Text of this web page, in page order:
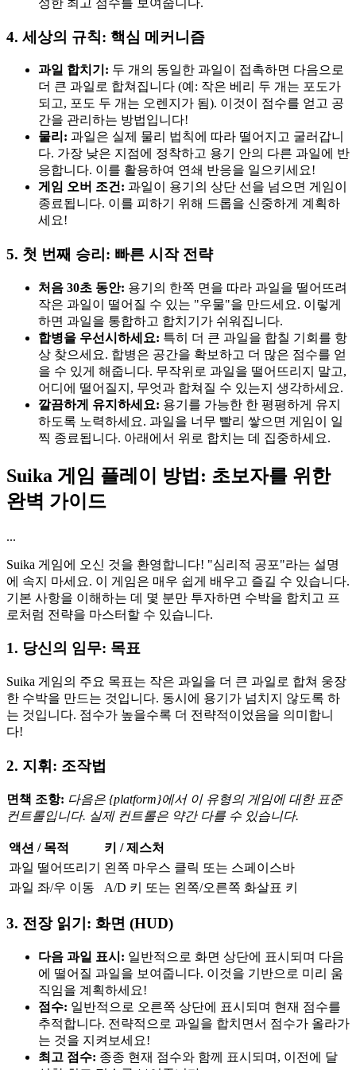
성한 최고 점수를 보여줍니다.
4. 세상의 규칙: 핵심 메커니즘
과일 합치기: 두 개의 동일한 과일이 접촉하면 다음으로
더 큰 과일로 합쳐집니다 (예: 작은 베리 두 개는 포도가
되고, 포도 두 개는 오렌지가 됨). 이것이 점수를 얻고 공
간을 관리하는 방법입니다!
물리: 과일은 실제 물리 법칙에 따라 떨어지고 굴러갑니
다. 가장 낮은 지점에 정착하고 용기 안의 다른 과일에 반
응합니다. 이를 활용하여 연쇄 반응을 일으키세요!
게임 오버 조건: 과일이 용기의 상단 선을 넘으면 게임이
종료됩니다. 이를 피하기 위해 드롭을 신중하게 계획하
세요!
5. 첫 번째 승리: 빠른 시작 전략
처음 30초 동안: 용기의 한쪽 면을 따라 과일을 떨어뜨려
작은 과일이 떨어질 수 있는 "우물"을 만드세요. 이렇게
하면 과일을 통합하고 합치기가 쉬워집니다.
합병을 우선시하세요: 특히 더 큰 과일을 합칠 기회를 항
상 찾으세요. 합병은 공간을 확보하고 더 많은 점수를 얻
을 수 있게 해줍니다. 무작위로 과일을 떨어뜨리지 말고,
어디에 떨어질지, 무엇과 합쳐질 수 있는지 생각하세요.
깔끔하게 유지하세요: 용기를 가능한 한 평평하게 유지
하도록 노력하세요. 과일을 너무 빨리 쌓으면 게임이 일
찍 종료됩니다. 아래에서 위로 합치는 데 집중하세요.
Suika 게임 플레이 방법: 초보자를 위한
완벽 가이드
...
Suika 게임에 오신 것을 환영합니다! "심리적 공포"라는 설명
에 속지 마세요. 이 게임은 매우 쉽게 배우고 즐길 수 있습니다.
기본 사항을 이해하는 데 몇 분만 투자하면 수박을 합치고 프
로처럼 전략을 마스터할 수 있습니다.
1. 당신의 임무: 목표
Suika 게임의 주요 목표는 작은 과일을 더 큰 과일로 합쳐 웅장
한 수박을 만드는 것입니다. 동시에 용기가 넘치지 않도록 하
는 것입니다. 점수가 높을수록 더 전략적이었음을 의미합니
다!
2. 지휘: 조작법
면책 조항: 다음은 {platform}에서 이 유형의 게임에 대한 표준
컨트롤입니다. 실제 컨트롤은 약간 다를 수 있습니다.
액션 / 목적
키 / 제스처
과일 떨어뜨리기
왼쪽 마우스 클릭 또는 스페이스바
과일 좌/우 이동
A/D 키 또는 왼쪽/오른쪽 화살표 키
3. 전장 읽기: 화면 (HUD)
다음 과일 표시: 일반적으로 화면 상단에 표시되며 다음
에 떨어질 과일을 보여줍니다. 이것을 기반으로 미리 움
직임을 계획하세요!
점수: 일반적으로 오른쪽 상단에 표시되며 현재 점수를
추적합니다. 전략적으로 과일을 합치면서 점수가 올라가
는 것을 지켜보세요!
최고 점수: 종종 현재 점수와 함께 표시되며, 이전에 달